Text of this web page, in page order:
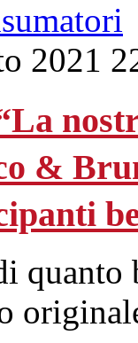
2021
&